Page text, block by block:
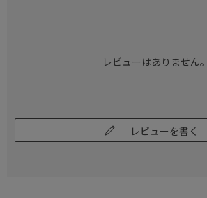
レビューはありません。
レビューを書く